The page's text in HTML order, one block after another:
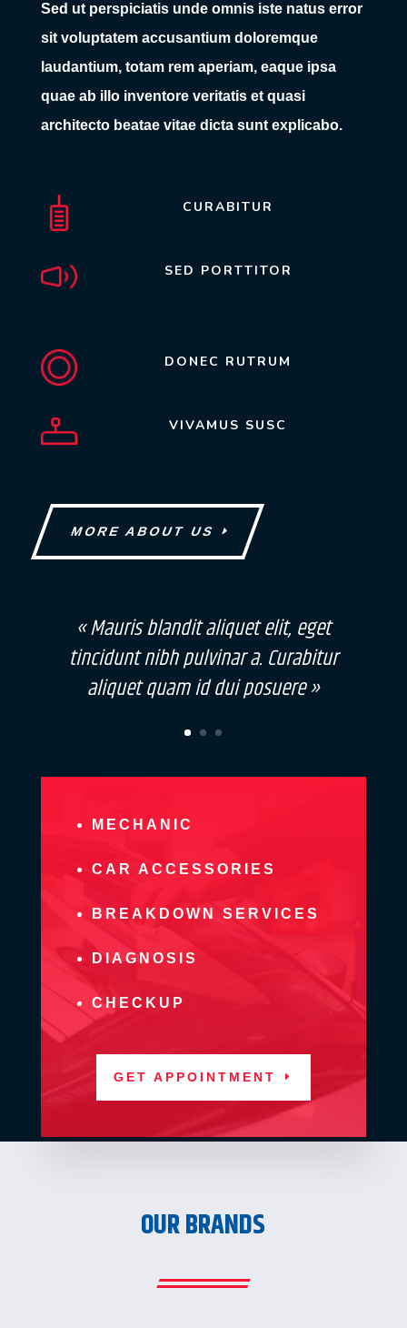
Sed ut perspiciatis unde omnis iste natus error
sit voluptatem accusantium doloremque
laudantium, totam rem aperiam, eaque ipsa
quae ab illo inventore veritatis et quasi
architecto beatae vitae dicta sunt explicabo.
CURABITUR
SED PORTTITOR
DONEC RUTRUM
VIVAMUS SUSC
MORE ABOUT US
« Mauris blandit aliquet elit, eget
tincidunt nibh pulvinar a. Curabitur
aliquet quam id dui posuere »
MECHANIC
CAR ACCESSORIES
BREAKDOWN SERVICES
DIAGNOSIS
CHECKUP
GET APPOINTMENT
OUR BRANDS